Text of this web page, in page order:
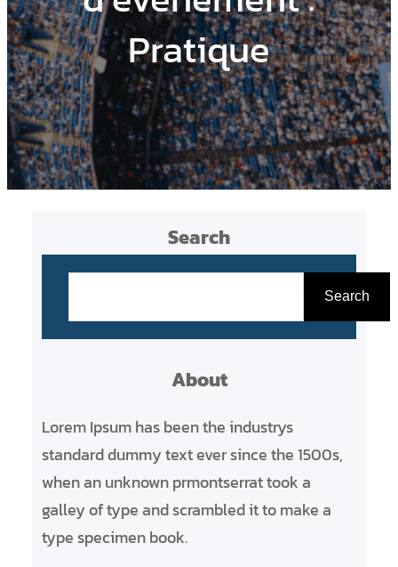
Pratique
Search
c
h
e
r
Search
About
Lorem Ipsum has been the industrys
standard dummy text ever since the 1500s,
when an unknown prmontserrat took a
galley of type and scrambled it to make a
type specimen book.